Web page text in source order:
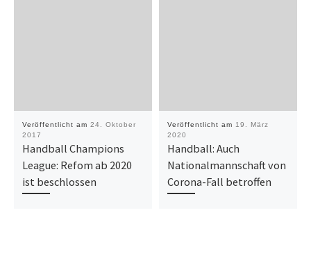
Veröffentlicht am 24. Oktober
2017
Handball Champions
League: Refom ab 2020
ist beschlossen
Veröffentlicht am 19. März
2020
Handball: Auch
Nationalmannschaft von
Corona-Fall betroffen